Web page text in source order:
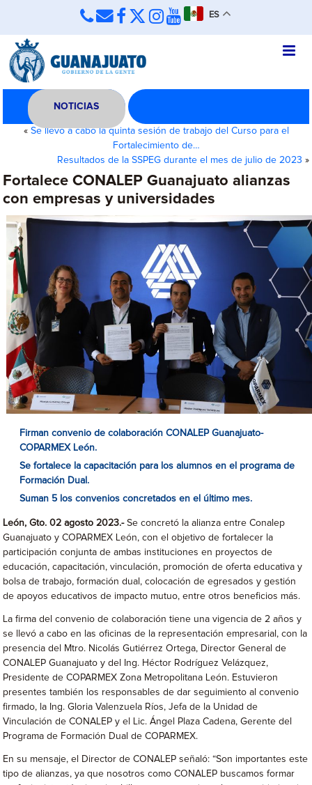
ES
NOTICIAS
« Se llevó a cabo la quinta sesión de trabajo del Curso para el
Fortalecimiento de…
Resultados de la SSPEG durante el mes de julio de 2023 »
Fortalece CONALEP Guanajuato alianzas
con empresas y universidades
Firman convenio de colaboración CONALEP Guanajuato-
COPARMEX León.
Se fortalece la capacitación para los alumnos en el programa de
Formación Dual.
Suman 5 los convenios concretados en el último mes.
León, Gto. 02 agosto 2023.-Se concretó la alianza entre Conalep
Guanajuato y COPARMEX León, con el objetivo de fortalecer la
participación conjunta de ambas instituciones en proyectos de
educación, capacitación, vinculación, promoción de oferta educativa y
bolsa de trabajo, formación dual, colocación de egresados y gestión
de apoyos educativos de impacto mutuo, entre otros beneficios más.
La firma del convenio de colaboración tiene una vigencia de 2 años y
se llevó a cabo en las oficinas de la representación empresarial, con la
presencia del Mtro. Nicolás Gutiérrez Ortega, Director General de
CONALEP Guanajuato y del Ing. Héctor Rodríguez Velázquez,
Presidente de COPARMEX Zona Metropolitana León. Estuvieron
presentes también los responsables de dar seguimiento al convenio
firmado, la Ing. Gloria Valenzuela Ríos, Jefa de la Unidad de
Vinculación de CONALEP y el Lic. Ángel Plaza Cadena, Gerente del
Programa de Formación Dual de COPARMEX.
En su mensaje, el Director de CONALEP señaló: “Son importantes este
tipo de alianzas, ya que nosotros como CONALEP buscamos formar